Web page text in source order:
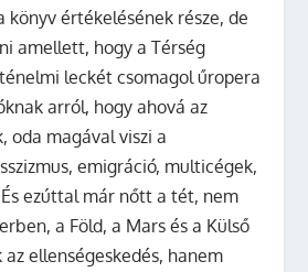
könyv értékelésének része, de
amellett, hogy a Térség
leckét csomagol űropera
arról, hogy ahová az
oda magával viszi a
emigráció, multicégek,
ezúttal már nőtt a tét, nem
a Föld, a Mars és a Külső
ellenségeskedés, hanem